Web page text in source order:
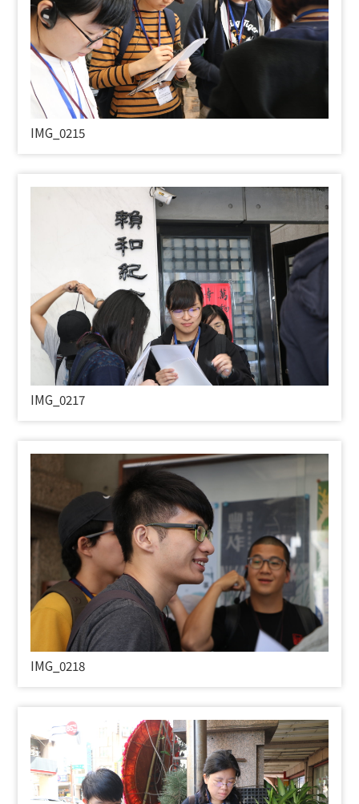
IMG_0215
IMG_0217
IMG_0218